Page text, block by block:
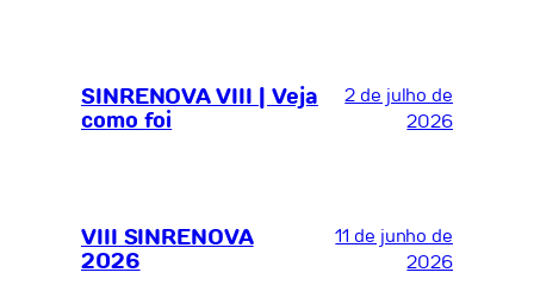
SINRENOVA VIII | Veja
como foi
2 de julho de
2026
VIII SINRENOVA
2026
11 de junho de
2026